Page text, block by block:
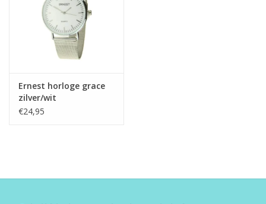
Ernest horloge grace
zilver/wit
€24,95